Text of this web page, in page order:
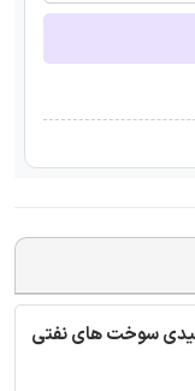
سوخت های نفتی